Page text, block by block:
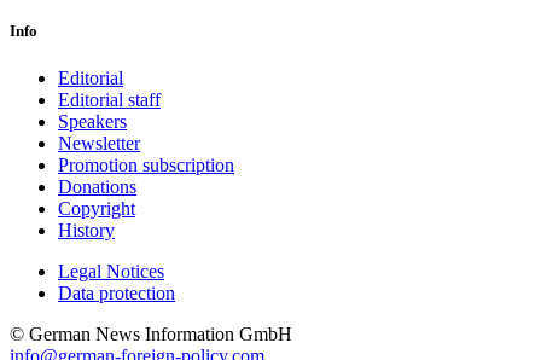
Info
Editorial
Editorial staff
Speakers
Newsletter
Promotion subscription
Donations
Copyright
History
Legal Notices
Data protec­tion
© German News Information GmbH